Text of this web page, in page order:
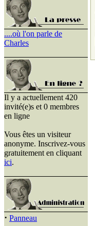
....où l'on parle de
Charles
Il y a actuellement 420
invité(e)s et 0 membres
en ligne
Vous êtes un visiteur
anonyme. Inscrivez-vous
gratuitement en cliquant
ici.
· Panneau